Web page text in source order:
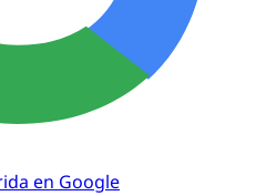
en Google